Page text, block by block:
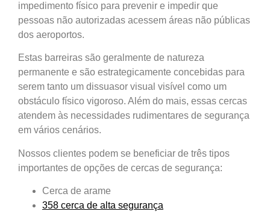
impedimento físico para prevenir e impedir que
pessoas não autorizadas acessem áreas não públicas
dos aeroportos.
Estas barreiras são geralmente de natureza
permanente e são estrategicamente concebidas para
serem tanto um dissuasor visual visível como um
obstáculo físico vigoroso. Além do mais, essas cercas
atendem às necessidades rudimentares de segurança
em vários cenários.
Nossos clientes podem se beneficiar de três tipos
importantes de opções de cercas de segurança:
Cerca de arame
358 cerca de alta segurança